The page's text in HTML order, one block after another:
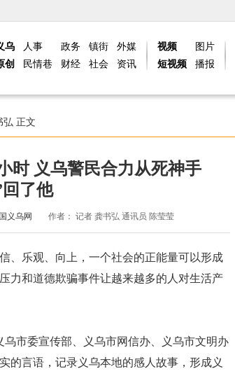
乌
创
人事
民情巷
政务
财经
镇街
社会
外媒
资讯
视频
短视频
图片
播报
弘 正文
时 义乌警民合力从死神手
了他
义乌网 作者： 记者 龚书弘 通讯员 陈莹莹
、乐观、向上，一个社会的正能量可以形成
力和道德欺骗事件让越来越多的人对生活产
市委宣传部、义乌市网信办、义乌市文明办
的言语，记录义乌本地的感人故事，形成义